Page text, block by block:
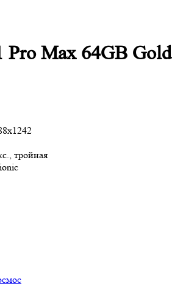
Pro Max 64GB Gold
тройная